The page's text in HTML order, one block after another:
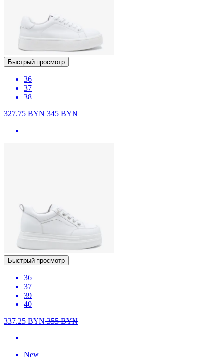
Быстрый просмотр
36
37
38
327.75 BYN345BYN
Быстрый просмотр
36
37
39
40
337.25 BYN355BYN
New